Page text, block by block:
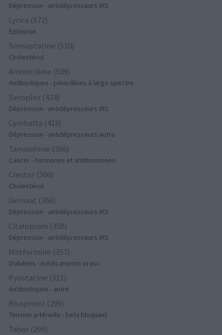
Dépression - antidépresseurs IRS
Lyrica (572)
Epilepsie
Simvastatine (510)
Cholestérol
Amoxicilline (509)
Antibiotiques - pénicillines à large spectre
Seroplex (424)
Dépression - antidépresseurs IRS
Cymbalta (418)
Dépression - antidépresseurs autre
Tamoxifene (386)
Cancer - hormones et antihormones
Crestor (366)
Cholestérol
Deroxat (366)
Dépression - antidépresseurs IRS
Citalopram (358)
Dépression - antidépresseurs IRS
Metformine (357)
Diabètes - médicaments oraux
Pyostacine (311)
Antibiotiques - autre
Bisoprolol (299)
Tension artérielle - beta bloquant
Tahor (299)